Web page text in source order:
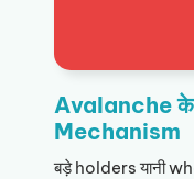
Avalanche
Mechanism
बड़े holders यानी